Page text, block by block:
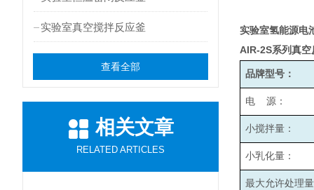
实验室真空搅拌反应釜
查看全部
相关文章
RELATED ARTICLES
实验室氢能源电
AIR-2S系列真空
品牌型号：
电 源：
小搅拌量：
小乳化量：
最大允许处理